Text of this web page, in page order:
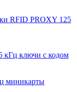
RFID PROXY 125
кГц ключи с кодом
миникарты